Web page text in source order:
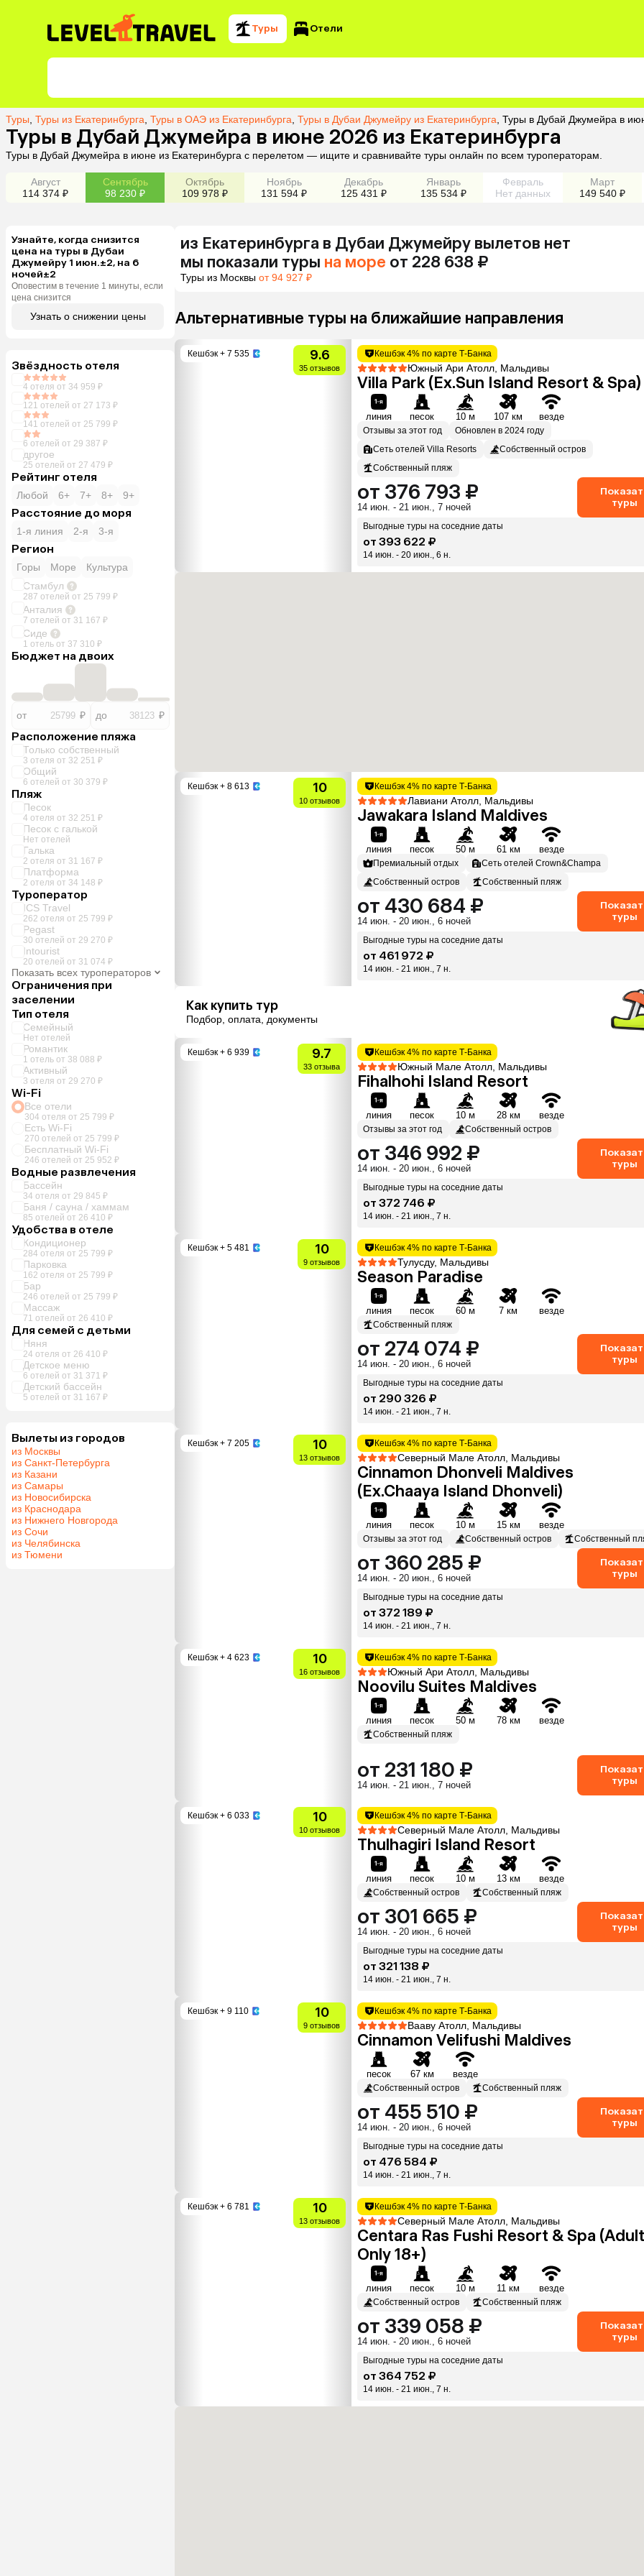
Туры Отели
Туры Туры из Екатеринбурга Туры в ОАЭ из Екатеринбурга Туры в Дубаи Джумейру из Екатеринбурга Туры в Дубай Джумейра в
Туры в Дубай Джумейра в июне 2026 из Екатеринбурга
Туры в Дубай Джумейра в июне из Екатеринбурга с перелетом — ищите и сравнивайте туры онлайн по всем туроператорам.
Август
114 374 ₽
Сентябрь
98 230 ₽
Октябрь
109 978 ₽
Ноябрь
131 594 ₽
Декабрь
125 431 ₽
Январь
135 534 ₽
Февраль
Нет данных
Март
149 540 ₽
Узнайте, когда снизится
цена на туры в Дубаи
Джумейру 1 июн.±2, на 6
ночей±2
Оповестим в течение 1 минуты, если
цена снизится
Узнать о снижении цены
Звёздность отеля
4 отеля от 34 959 ₽
121 отелей от 27 173 ₽
141 отелей от 25 799 ₽
6 отелей от 29 387 ₽
другое
25 отелей от 27 479 ₽
Рейтинг отеля
Любой 6+ 7+ 8+ 9+
Расстояние до моря
1-я линия 2-я 3-я
Регион
Горы Море
Культура
Стамбул
287 отелей от 25 799 ₽
Анталия
7 отелей от 31 167 ₽
Сиде
1 отель от 37 310 ₽
Бюджет на двоих
от ₽ до ₽
Расположение пляжа
Только собственный
3 отеля от 32 251 ₽
Общий
6 отелей от 30 379 ₽
Пляж
Песок
4 отеля от 32 251 ₽
Песок с галькой
Нет отелей
Галька
2 отеля от 31 167 ₽
Платформа
2 отеля от 34 148 ₽
Туроператор
ICS Travel
262 отеля от 25 799 ₽
Pegast
30 отелей от 29 270 ₽
Intourist
20 отелей от 31 074 ₽
Показать всех туроператоров
Ограничения при
заселении
Тип отеля
Семейный
Нет отелей
Романтик
1 отель от 38 088 ₽
Активный
3 отеля от 29 270 ₽
Wi-Fi
Все отели
304 отеля от 25 799 ₽
Есть Wi-Fi
270 отелей от 25 799 ₽
Бесплатный Wi-Fi
246 отелей от 25 952 ₽
Водные развлечения
Бассейн
34 отеля от 29 845 ₽
Баня / сауна / хаммам
85 отелей от 26 410 ₽
Удобства в отеле
Кондиционер
284 отеля от 25 799 ₽
Парковка
162 отеля от 25 799 ₽
Бар
246 отелей от 25 799 ₽
Массаж
71 отелей от 26 410 ₽
Для семей с детьми
Няня
24 отеля от 26 410 ₽
Детское меню
6 отелей от 31 371 ₽
Детский бассейн
5 отелей от 31 167 ₽
Вылеты из городов
из Москвы
из Санкт-Петербурга
из Казани
из Самары
из Новосибирска
из Краснодара
из Нижнего Новгорода
из Сочи
из Челябинска
из Тюмени
из Екатеринбурга в Дубаи Джумейру вылетов нет
мы показали туры на море от 228 638 ₽
Туры из Москвы от 94 927 ₽
Альтернативные туры на ближайшие направления
Кешбэк + 7 535 9.6
35 отзывов
Кешбэк 4% по карте Т-Банка
Южный Ари Атолл, Мальдивы
Villa Park (Ex.Sun Island Resort & Spa)
линия песок 10 м 107 км везде
Отзывы за этот год
Обновлен в 2024 году
Сеть отелей Villa Resorts
Собственный остров
Собственный пляж
от 376 793 ₽
14 июн. - 21 июн., 7 ночей
туры
Выгодные туры на соседние даты
от 393 622 ₽
14 июн. - 20 июн., 6 н.
Кешбэк + 8 613 10
10 отзывов
Кешбэк 4% по карте Т-Банка
Лавиани Атолл, Мальдивы
Jawakara Island Maldives
линия песок 50 м 61 км везде
Премиальный отдых
Сеть отелей Crown&Champa
Собственный остров
Собственный пляж
от 430 684 ₽
14 июн. - 20 июн., 6 ночей
туры
Выгодные туры на соседние даты
от 461 972 ₽
14 июн. - 21 июн., 7 н.
Как купить тур
Подбор, оплата, документы
Кешбэк + 6 939 9.7
33 отзыва
Кешбэк 4% по карте Т-Банка
Южный Мале Атолл, Мальдивы
Fihalhohi Island Resort
линия песок 10 м 28 км везде
Отзывы за этот год Собственный остров
от 346 992 ₽
14 июн. - 20 июн., 6 ночей
туры
Выгодные туры на соседние даты
от 372 746 ₽
14 июн. - 21 июн., 7 н.
Кешбэк + 5 481 10
9 отзывов
Кешбэк 4% по карте Т-Банка
Тулусду, Мальдивы
Season Paradise
линия песок 60 м 7 км везде
Собственный пляж
от 274 074 ₽
14 июн. - 20 июн., 6 ночей
туры
Выгодные туры на соседние даты
от 290 326 ₽
14 июн. - 21 июн., 7 н.
Кешбэк + 7 205 10
13 отзывов
Кешбэк 4% по карте Т-Банка
Северный Мале Атолл, Мальдивы
Cinnamon Dhonveli Maldives
(Ex.Chaaya Island Dhonveli)
линия песок 10 м 15 км везде
Отзывы за этот год Собственный остров Собственный
от 360 285 ₽
14 июн. - 20 июн., 6 ночей
туры
Выгодные туры на соседние даты
от 372 189 ₽
14 июн. - 21 июн., 7 н.
Кешбэк + 4 623 10
16 отзывов
Кешбэк 4% по карте Т-Банка
Южный Ари Атолл, Мальдивы
Noovilu Suites Maldives
линия песок 50 м 78 км везде
Собственный пляж
от 231 180 ₽
14 июн. - 21 июн., 7 ночей
туры
Кешбэк + 6 033 10
10 отзывов
Кешбэк 4% по карте Т-Банка
Северный Мале Атолл, Мальдивы
Thulhagiri Island Resort
линия песок 10 м 13 км везде
Собственный остров Собственный пляж
от 301 665 ₽
14 июн. - 20 июн., 6 ночей
туры
Выгодные туры на соседние даты
от 321 138 ₽
14 июн. - 21 июн., 7 н.
Кешбэк + 9 110 10
9 отзывов
Кешбэк 4% по карте Т-Банка
Вааву Атолл, Мальдивы
Cinnamon Velifushi Maldives
песок 67 км везде
Собственный остров Собственный пляж
от 455 510 ₽
14 июн. - 20 июн., 6 ночей
туры
Выгодные туры на соседние даты
от 476 584 ₽
14 июн. - 21 июн., 7 н.
Кешбэк + 6 781 10
13 отзывов
Кешбэк 4% по карте Т-Банка
Северный Мале Атолл, Мальдивы
Centara Ras Fushi Resort & Spa
Only 18+)
линия песок 10 м 11 км везде
Собственный остров Собственный пляж
от 339 058 ₽
14 июн. - 20 июн., 6 ночей
туры
Выгодные туры на соседние даты
от 364 752 ₽
14 июн. - 21 июн., 7 н.